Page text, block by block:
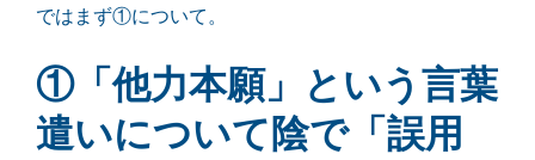
ではまず①について。
①「他力本願」という言葉
遣いについて陰で「誤用